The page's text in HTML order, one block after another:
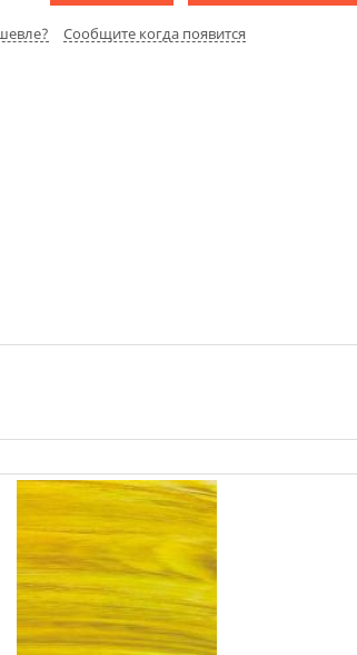
Сообщите когда появится